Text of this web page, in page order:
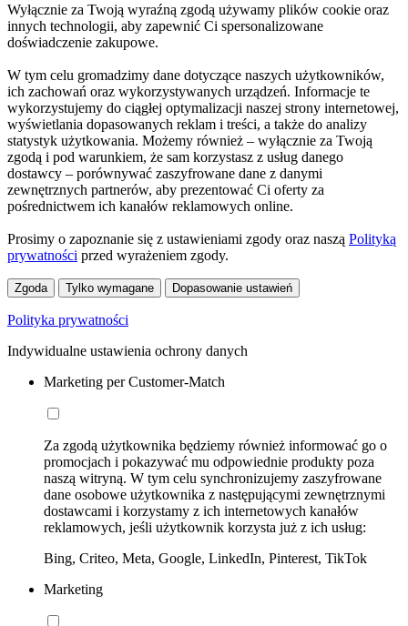
Wyłącznie za Twoją wyraźną zgodą używamy plików cookie oraz
innych technologii, aby zapewnić Ci spersonalizowane
doświadczenie zakupowe.
W tym celu gromadzimy dane dotyczące naszych użytkowników,
ich zachowań oraz wykorzystywanych urządzeń. Informacje te
wykorzystujemy do ciągłej optymalizacji naszej strony internetowej,
wyświetlania dopasowanych reklam i treści, a także do analizy
statystyk użytkowania. Możemy również – wyłącznie za Twoją
zgodą i pod warunkiem, że sam korzystasz z usług danego
dostawcy – porównywać zaszyfrowane dane z danymi
zewnętrznych partnerów, aby prezentować Ci oferty za
pośrednictwem ich kanałów reklamowych online.
Prosimy o zapoznanie się z ustawieniami zgody oraz naszą Polityką
prywatności przed wyrażeniem zgody.
Zgoda Tylko wymagane Dopasowanie ustawień
Polityka prywatności
Indywidualne ustawienia ochrony danych
Marketing per Customer-Match
Za zgodą użytkownika będziemy również informować go o
promocjach i pokazywać mu odpowiednie produkty poza
naszą witryną. W tym celu synchronizujemy zaszyfrowane
dane osobowe użytkownika z następującymi zewnętrznymi
dostawcami i korzystamy z ich internetowych kanałów
reklamowych, jeśli użytkownik korzysta już z ich usług:
Bing, Criteo, Meta, Google, LinkedIn, Pinterest, TikTok
Marketing